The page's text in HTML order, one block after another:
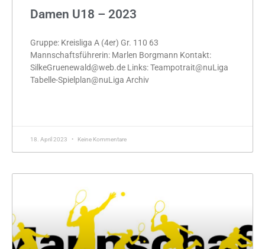
Damen U18 – 2023
Gruppe: Kreisliga A (4er) Gr. 110 63
Mannschaftsführerin: Marlen Borgmann Kontakt:
SilkeGruenewald@web.de Links: Teampotrait@nuLiga
Tabelle-Spielplan@nuLiga Archiv
18. April 2023 Keine Kommentare